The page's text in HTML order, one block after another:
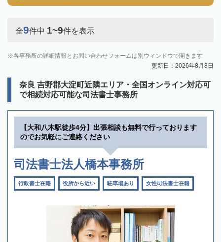
全9件中 1~9件を表示
各事務所の詳細情報とお問い合わせフォームは別ウィンドウで開きます
更新日：2026年8月8日
奈良 吉野郡大淀町近隣エリア・全国オンライン対応可
で相続対応可能な司法書士事務所
【大和八木駅徒歩4分】出張相談も無料で行っております
のでお気軽にご連絡ください
司法書士法人橋本事務所
行政書士在籍 役所から近い 駐車場あり 女性司法書士在籍